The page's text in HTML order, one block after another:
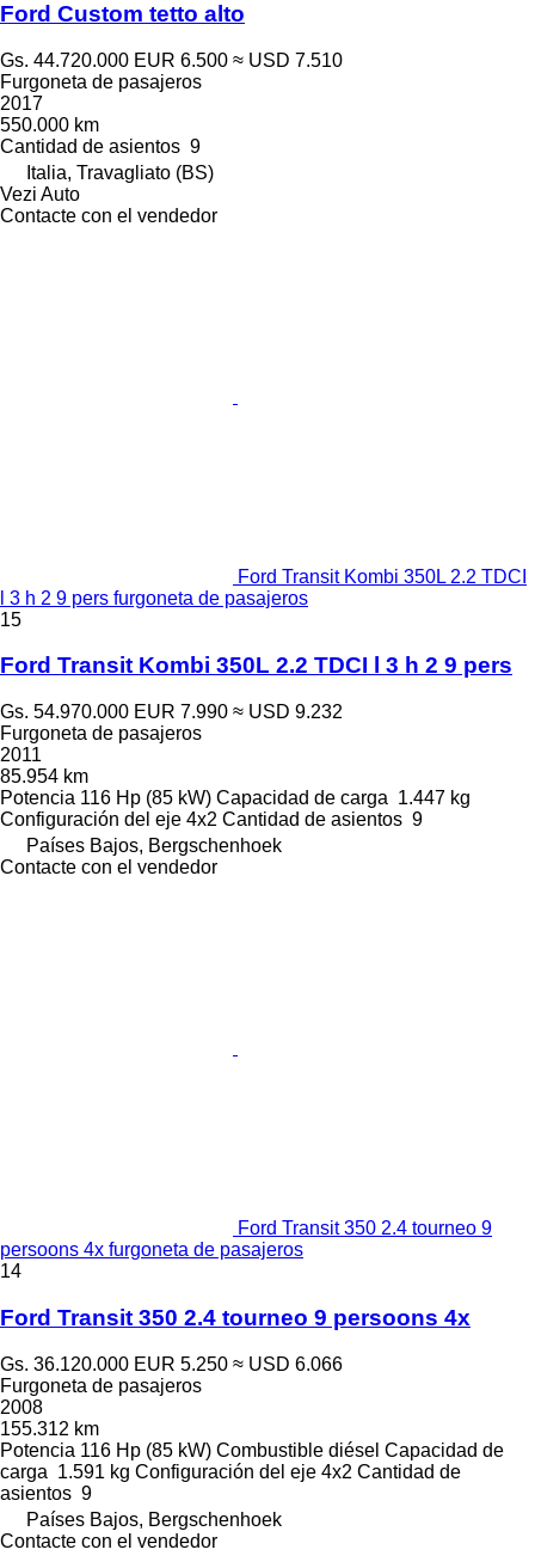
Ford Custom tetto alto
Gs. 44.720.000 EUR 6.500 ≈ USD 7.510
Furgoneta de pasajeros
2017
550.000 km
Cantidad de asientos 9
Italia, Travagliato (BS)
Vezi Auto
Contacte con el vendedor
Ford Transit Kombi 350L 2.2 TDCI
l 3 h 2 9 pers furgoneta de pasajeros
15
Ford Transit Kombi 350L 2.2 TDCI l 3 h 2 9 pers
Gs. 54.970.000 EUR 7.990 ≈ USD 9.232
Furgoneta de pasajeros
2011
85.954 km
Potencia 116 Hp (85 kW) Capacidad de carga 1.447 kg
Configuración del eje 4x2 Cantidad de asientos 9
Países Bajos, Bergschenhoek
Contacte con el vendedor
Ford Transit 350 2.4 tourneo 9
persoons 4x furgoneta de pasajeros
14
Ford Transit 350 2.4 tourneo 9 persoons 4x
Gs. 36.120.000 EUR 5.250 ≈ USD 6.066
Furgoneta de pasajeros
2008
155.312 km
Potencia 116 Hp (85 kW) Combustible diésel Capacidad de
carga 1.591 kg Configuración del eje 4x2 Cantidad de
asientos 9
Países Bajos, Bergschenhoek
Contacte con el vendedor